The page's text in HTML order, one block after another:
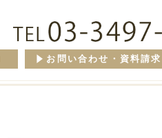
お問い合わせ・資料請